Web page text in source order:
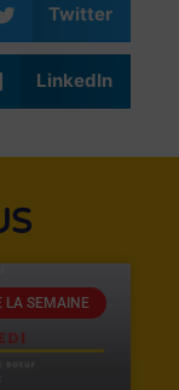
Twitter
LinkedIn
LA SEMAINE